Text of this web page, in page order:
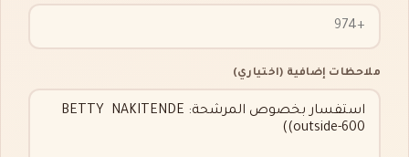
ملاحظات إضافية (اختياري)